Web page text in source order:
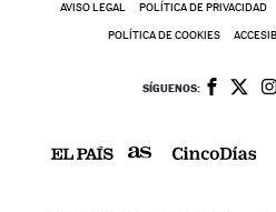
AVISO LEGAL POLÍTICA DE PRIVACIDAD
POLÍTICA DE COOKIES
SÍGUENOS: